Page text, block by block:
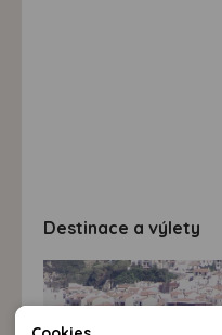
Destinace a výlety